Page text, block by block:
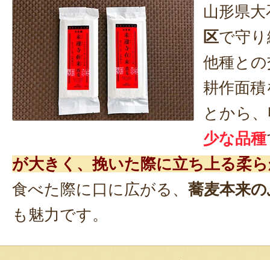
山形県
区で守
他種と
耕作面
とから
少な品種
が大きく、挽いた際に立ち上る柔
食べた際に口に広がる、 蕎麦本来
も魅力です。